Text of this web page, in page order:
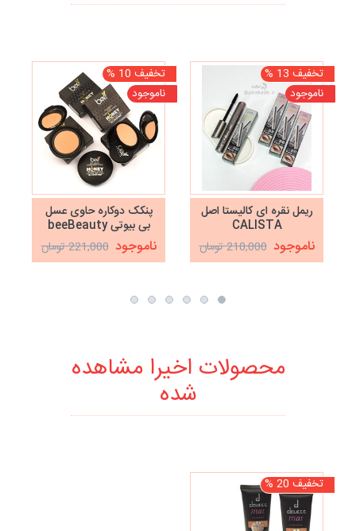
تخفیف 13 %
ناموجود
ریمل نقره ای کالیستا اصل
CALISTA
ناموجود 210,000 تومان
تخفیف 10 %
ناموجود
پنکک دوکاره حاوی عسل
بی بیوتی beeBeauty
ناموجود 221,000 تومان
محصولات اخیرا مشاهده
شده
تخفیف 20 %